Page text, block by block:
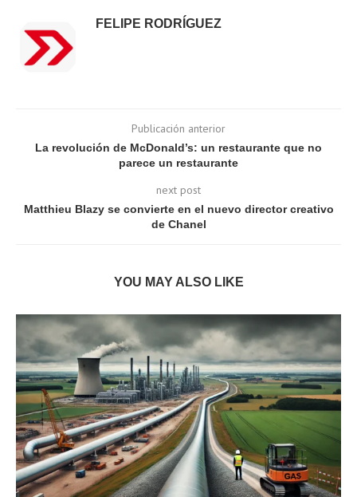
FELIPE RODRÍGUEZ
Publicación anterior
La revolución de McDonald’s: un restaurante que no
parece un restaurante
next post
Matthieu Blazy se convierte en el nuevo director creativo
de Chanel
YOU MAY ALSO LIKE